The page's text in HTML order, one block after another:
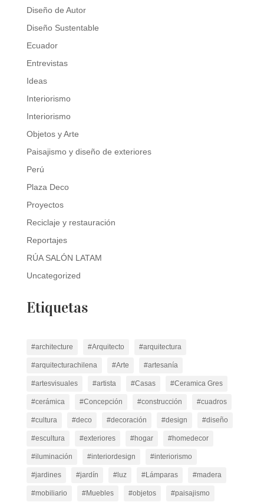
Diseño de Autor
Diseño Sustentable
Ecuador
Entrevistas
Ideas
Interiorismo
Interiorismo
Objetos y Arte
Paisajismo y diseño de exteriores
Perú
Plaza Deco
Proyectos
Reciclaje y restauración
Reportajes
RÚA SALÓN LATAM
Uncategorized
Etiquetas
#architecture #Arquitecto #arquitectura
#arquitecturachilena #Arte #artesanía
#artesvisuales #artista #Casas #Ceramica Gres
#cerámica #Concepción #construcción #cuadros
#cultura #deco #decoración #design #diseño
#escultura #exteriores #hogar #homedecor
#iluminación #interiordesign #interiorismo
#jardines #jardín #luz #Lámparas #madera
#mobiliario #Muebles #objetos #paisajismo